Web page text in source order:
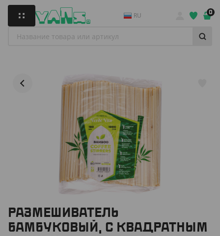
RU 0
РАЗМЕШИВАТЕЛЬ
БАМБУКОВЫЙ, С КВАДРАТНЫМ